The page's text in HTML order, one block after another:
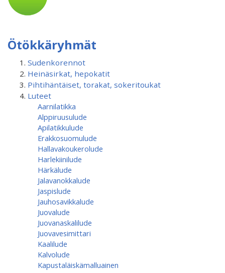
Ötökkäryhmät
Sudenkorennot
Heinäsirkat, hepokatit
Pihtihäntäiset, torakat, sokeritoukat
Luteet
Aarnilatikka
Alppiruusulude
Apilatikkulude
Erakkosuomulude
Hallavakoukerolude
Harlekiinilude
Härkälude
Jalavanokkalude
Jaspislude
Jauhosavikkalude
Juovalude
Juovanaskalilude
Juovavesimittari
Kaalilude
Kalvolude
Kapustaläiskämalluainen